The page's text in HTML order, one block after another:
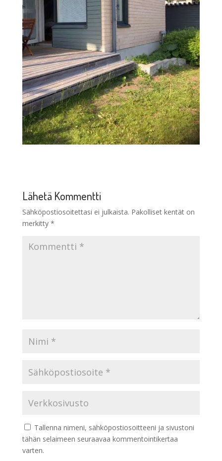
Lähetä Kommentti
Sähköpostiosoitettasi ei julkaista. Pakolliset kentät on
merkitty *
Tallenna nimeni, sähköpostiosoitteeni ja sivustoni
tähän selaimeen seuraavaa kommentointikertaa
varten.